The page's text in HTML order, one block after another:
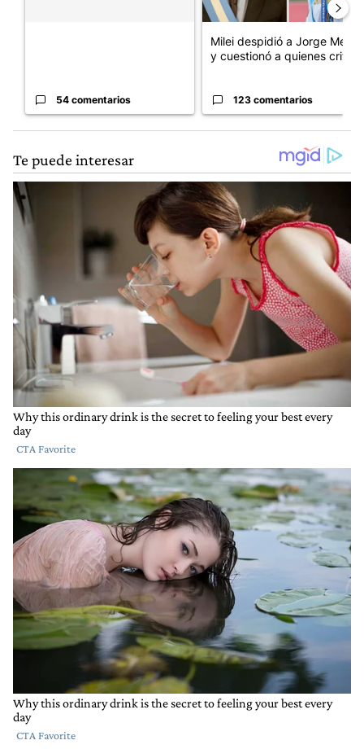
54 comentarios
Milei despidió a Jorge Messi
y cuestionó a quienes crit...
123 comentarios